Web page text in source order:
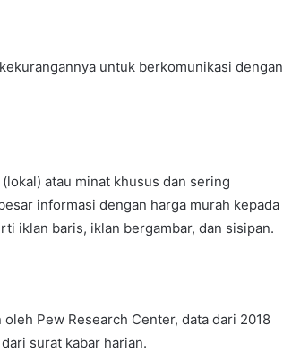
untuk berkomunikasi dengan
atau minat khusus dan sering
informasi dengan harga murah kepada
iklan baris, iklan bergambar, dan sisipan.
Pew Research Center, data dari 2018
surat kabar harian.